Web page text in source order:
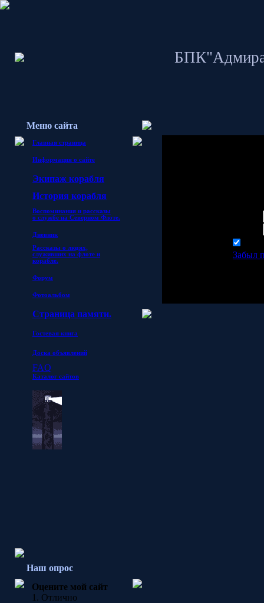
Меню сайта
Главная страница
Информация о сайте
Экипаж корабля
История корабля
Воспоминания и рассказы
о службе на Северном Флоте.
Дневник
Рассказы о людях,
служивших на флоте и
корабле.
Форум
Фотоальбом
Страница памяти.
Гостевая книга
Доска объявлений
FAQ
Каталог сайтов
Наш опрос
Оцените мой сайт
1. Отлично
Забыл